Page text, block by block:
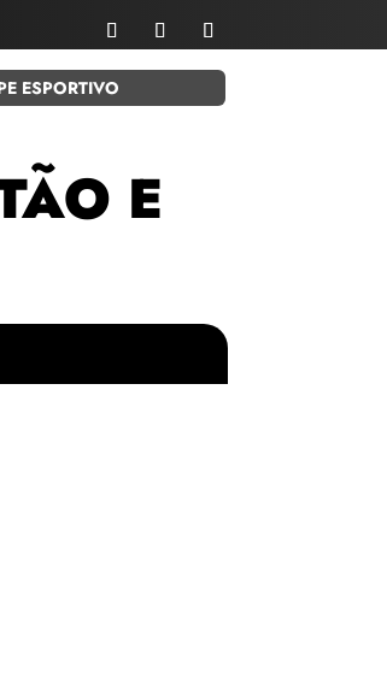
ESPORTIVO
E